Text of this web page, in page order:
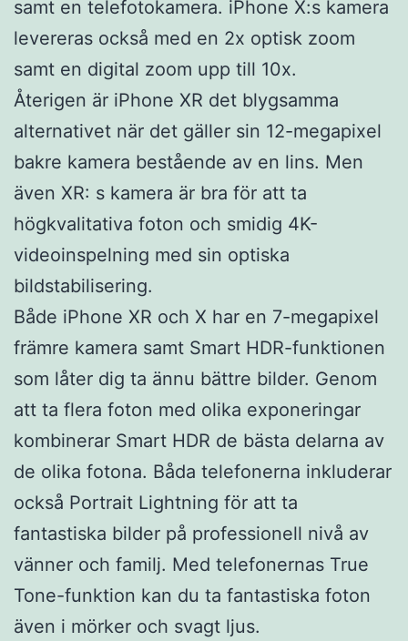
samt en telefotokamera. iPhone X:s kamera
levereras också med en 2x optisk zoom
samt en digital zoom upp till 10x.
Återigen är iPhone XR det blygsamma
alternativet när det gäller sin 12-megapixel
bakre kamera bestående av en lins. Men
även XR: s kamera är bra för att ta
högkvalitativa foton och smidig 4K-
videoinspelning med sin optiska
bildstabilisering.
Både iPhone XR och X har en 7-megapixel
främre kamera samt Smart HDR-funktionen
som låter dig ta ännu bättre bilder. Genom
att ta flera foton med olika exponeringar
kombinerar Smart HDR de bästa delarna av
de olika fotona. Båda telefonerna inkluderar
också Portrait Lightning för att ta
fantastiska bilder på professionell nivå av
vänner och familj. Med telefonernas True
Tone-funktion kan du ta fantastiska foton
även i mörker och svagt ljus.